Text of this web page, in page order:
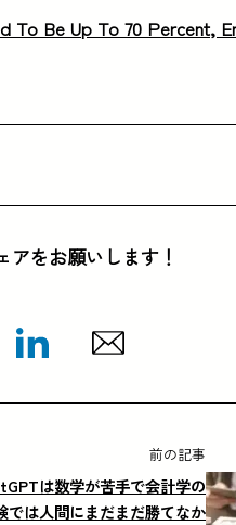
To Be Up To 70 Percent,
アをお願いします！
前の記事
は数学が苦手で会計学の
では人間にまだまだ勝てなか